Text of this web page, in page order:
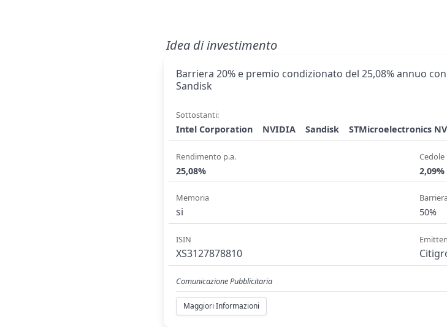
Idea di investimento
Barriera 20% e premio condizionato del 25,08% annuo
Sandisk
Sottostanti:
Intel Corporation NVIDIA Sandisk STMicroelectronics NV
Rendimento p.a.
25,08%
Cedole
2,09%
Memoria
si 50%
ISIN
XS3127878810
Comunicazione Pubblicitaria
Maggiori Informazioni